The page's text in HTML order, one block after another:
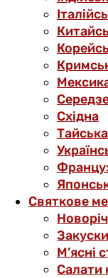
Східна
Тайська
Святкове
М’ясні
Салати